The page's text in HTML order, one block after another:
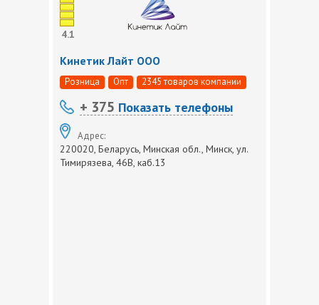
4.1
Кинетик Лайт ООО
Розница Опт 2345 товаров компании
+ 375 Показать телефоны
Адрес:
220020, Беларусь, Минская обл., Минск, ул.
Тимирязева, 46В, каб.13